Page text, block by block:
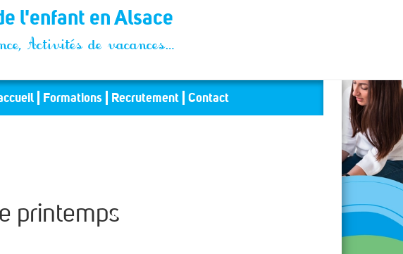
l'enfant en Alsace
Activités de vacances…
Formations Recrutement Contact
printemps